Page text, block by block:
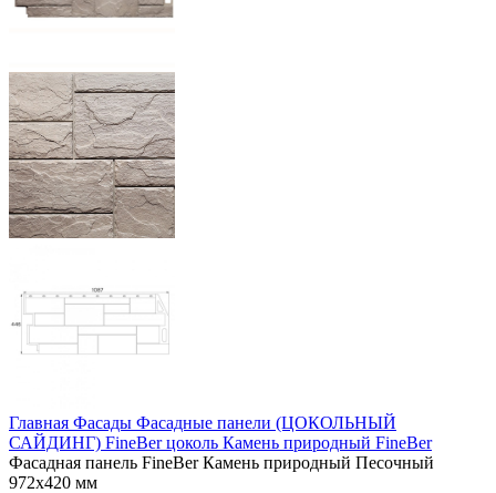
Главная Фасады Фасадные панели (ЦОКОЛЬНЫЙ
САЙДИНГ) FineBer цоколь Камень природный FineBer
Фасадная панель FineBer Камень природный Песочный
972х420 мм